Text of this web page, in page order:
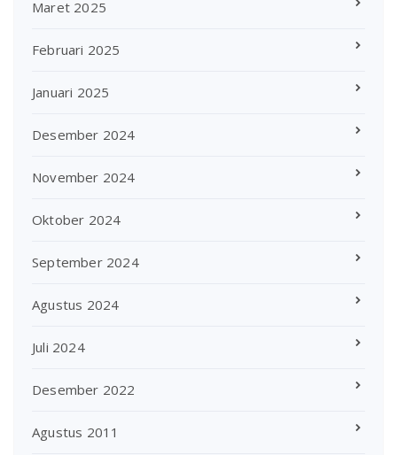
Maret 2025
Februari 2025
Januari 2025
Desember 2024
November 2024
Oktober 2024
September 2024
Agustus 2024
Juli 2024
Desember 2022
Agustus 2011